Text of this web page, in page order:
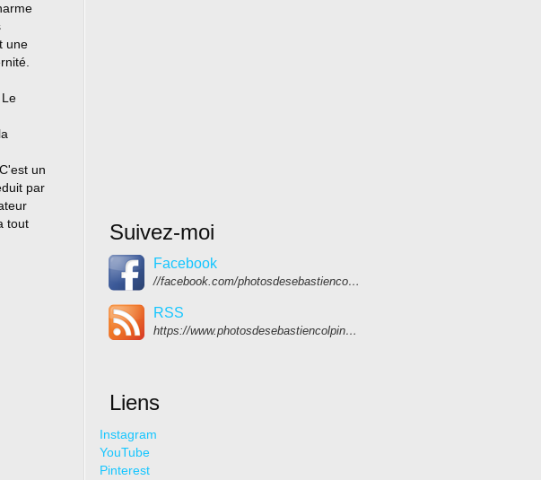
une
un
par
tout
Suivez-moi
Facebook
//facebook.com/photosdesebastiencolpin
RSS
https://www.photosdesebastiencolpin.fr/rss
Liens
Instagram
YouTube
Pinterest